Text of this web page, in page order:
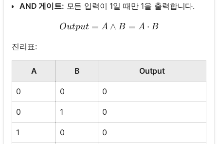
AND 게이트: 모든 입력이 1일 때만 1을 출력합니다.
Output = A \land B = A
Output = A ∧ B = A ⋅ B
진리표:
A B Output
0 0 0
0 1 0
1 0 0